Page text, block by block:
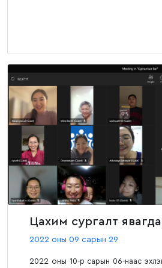
Цахим сургалт
2022 оны 09 сарын 29
2022 оны 10-р сарын 06-наас